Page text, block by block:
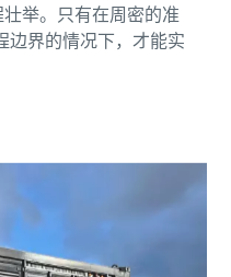
举。只有在周密的准
边界的情况下，才能实